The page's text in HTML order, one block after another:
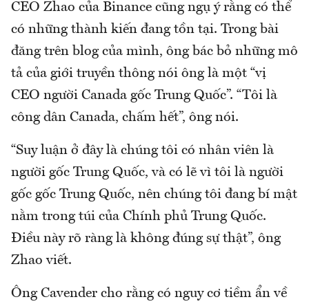
CEO Zhao của Binance cũng ngụ ý rằng có thể
có những thành kiến ​​đang tồn tại. Trong bài
đăng trên blog của mình, ông bác bỏ những mô
tả của giới truyền thông nói ông là một “vị
CEO người Canada gốc Trung Quốc”. “Tôi là
công dân Canada, chấm hết”, ông nói.
“Suy luận ở đây là chúng tôi có nhân viên là
người gốc Trung Quốc, và có lẽ vì tôi là người
gốc gốc Trung Quốc, nên chúng tôi đang bí mật
nằm trong túi của Chính phủ Trung Quốc.
Điều này rõ ràng là không đúng sự thật”, ông
Zhao viết.
Ông Cavender cho rằng có nguy cơ tiềm ẩn về